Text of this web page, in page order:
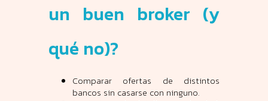
un buen broker (y
qué no)?
Comparar ofertas de distintos
bancos sin casarse con ninguno.